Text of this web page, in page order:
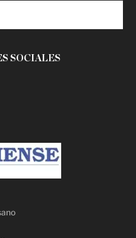
SOCIALES